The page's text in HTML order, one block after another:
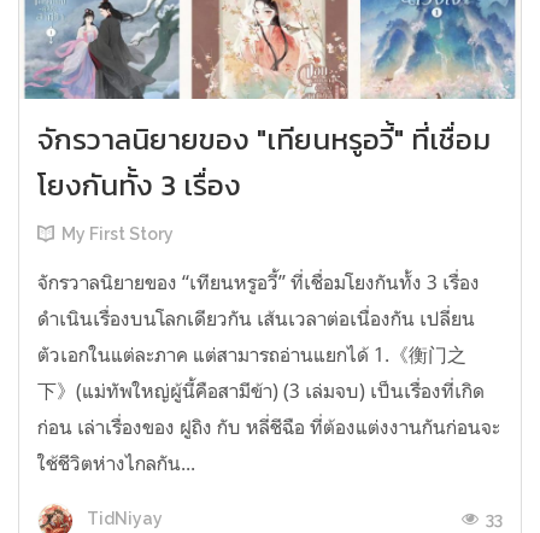
จักรวาลนิยายของ "เทียนหรูอวี้" ที่เชื่อม
โยงกันทั้ง 3 เรื่อง
My First Story
จักรวาลนิยายของ “เทียนหรูอวี้” ที่เชื่อมโยงกันทั้ง 3 เรื่อง
ดำเนินเรื่องบนโลกเดียวกัน เส้นเวลาต่อเนื่องกัน เปลี่ยน
ตัวเอกในแต่ละภาค แต่สามารถอ่านแยกได้ 1.《衡门之
下》(แม่ทัพใหญ่ผู้นี้คือสามีข้า) (3 เล่มจบ) เป็นเรื่องที่เกิด
ก่อน เล่าเรื่องของ ฝูถิง กับ หลี่ชีฉือ ที่ต้องแต่งงานกันก่อนจะ
ใช้ชีวิตห่างไกลกัน...
TidNiyay 33